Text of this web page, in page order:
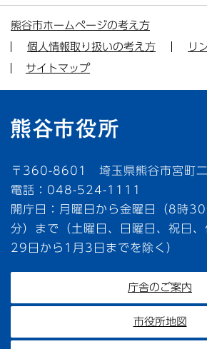
熊谷市ホームページの考え方
個人情報取り扱いの考え方
リ
サイトマップ
〒360-8601 埼玉県熊谷市宮町
電話：048-524-1111
開庁日：月曜日から金曜日（8時
分）まで（土曜日、日曜日、祝日
29日から1月3日までを除く）
庁舎のご案内
市役所地図